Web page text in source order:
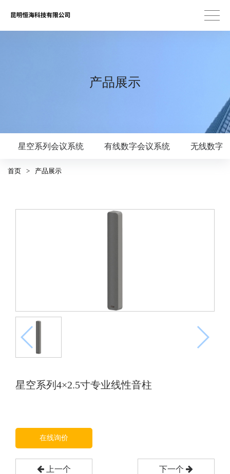
产品展示
星空系列会议系统 有线数字会议系统 无线数字
首页 > 产品展示
星空系列4×2.5寸专业线性音柱
在线询价
上一个 下一个